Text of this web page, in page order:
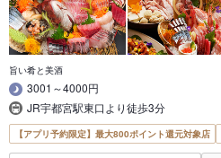
旨い肴と美酒
3001～4000円
JR宇都宮駅東口より徒歩3分
【アプリ予約限定】最大800ポイント還元対象店